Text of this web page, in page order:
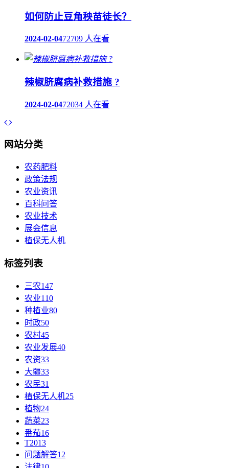
如何防止豆角秧苗徒长？
2024-02-0472709 人在看
辣椒脐腐病补救措施 ?
2024-02-0472034 人在看
网站分类
农药肥料
政策法规
农业资讯
百科问答
农业技术
展会信息
植保无人机
标签列表
三农147
农业110
种植业80
时政50
农村45
农业发展40
农资33
大疆33
农民31
植保无人机25
植物24
蔬菜23
番茄16
T2013
问题解答12